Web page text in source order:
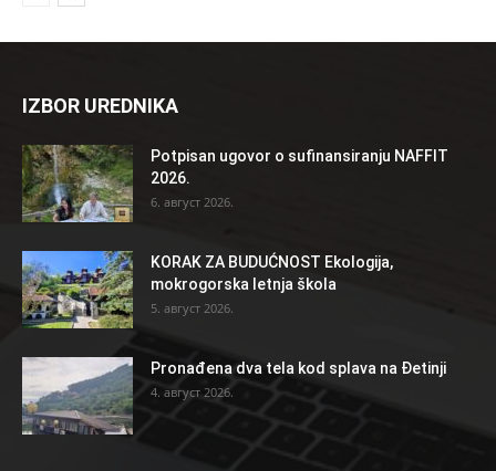
IZBOR UREDNIKA
Potpisan ugovor o sufinansiranju NAFFIT
2026.
6. август 2026.
KORAK ZA BUDUĆNOST Ekologija,
mokrogorska letnja škola
5. август 2026.
Pronađena dva tela kod splava na Đetinji
4. август 2026.